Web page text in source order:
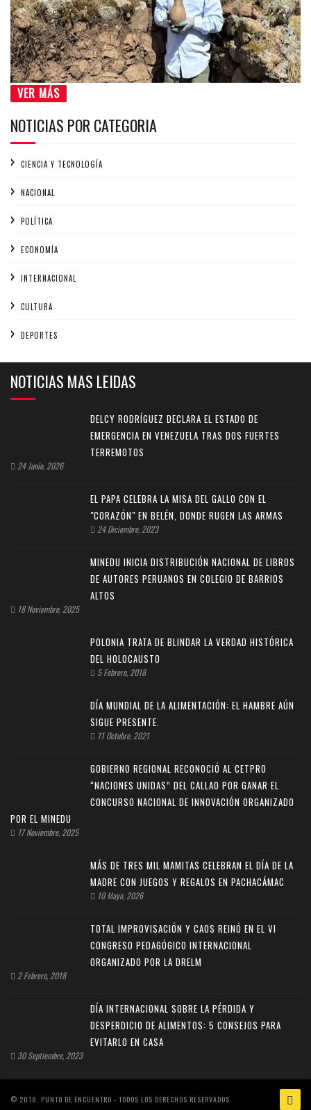
VER MÁS
NOTICIAS POR CATEGORIA
CIENCIA Y TECNOLOGÍA
NACIONAL
POLÍTICA
ECONOMÍA
INTERNACIONAL
CULTURA
DEPORTES
NOTICIAS MAS LEIDAS
DELCY RODRÍGUEZ DECLARA EL ESTADO DE
EMERGENCIA EN VENEZUELA TRAS DOS FUERTES
TERREMOTOS
24 Junio, 2026
EL PAPA CELEBRA LA MISA DEL GALLO CON EL
"CORAZÓN" EN BELÉN, DONDE RUGEN LAS ARMAS
24 Diciembre, 2023
MINEDU INICIA DISTRIBUCIÓN NACIONAL DE LIBROS
DE AUTORES PERUANOS EN COLEGIO DE BARRIOS
ALTOS
18 Noviembre, 2025
POLONIA TRATA DE BLINDAR LA VERDAD HISTÓRICA
DEL HOLOCAUSTO
5 Febrero, 2018
DÍA MUNDIAL DE LA ALIMENTACIÓN: EL HAMBRE AÚN
SIGUE PRESENTE.
11 Octubre, 2021
GOBIERNO REGIONAL RECONOCIÓ AL CETPRO
“NACIONES UNIDAS” DEL CALLAO POR GANAR EL
CONCURSO NACIONAL DE INNOVACIÓN ORGANIZADO
POR EL MINEDU
17 Noviembre, 2025
MÁS DE TRES MIL MAMITAS CELEBRAN EL DÍA DE LA
MADRE CON JUEGOS Y REGALOS EN PACHACÁMAC
10 Mayo, 2026
TOTAL IMPROVISACIÓN Y CAOS REINÓ EN EL VI
CONGRESO PEDAGÓGICO INTERNACIONAL
ORGANIZADO POR LA DRELM
2 Febrero, 2018
DÍA INTERNACIONAL SOBRE LA PÉRDIDA Y
DESPERDICIO DE ALIMENTOS: 5 CONSEJOS PARA
EVITARLO EN CASA
30 Septiembre, 2023
© 2018, PUNTO DE ENCUENTRO - TODOS LOS DERECHOS RESERVADOS